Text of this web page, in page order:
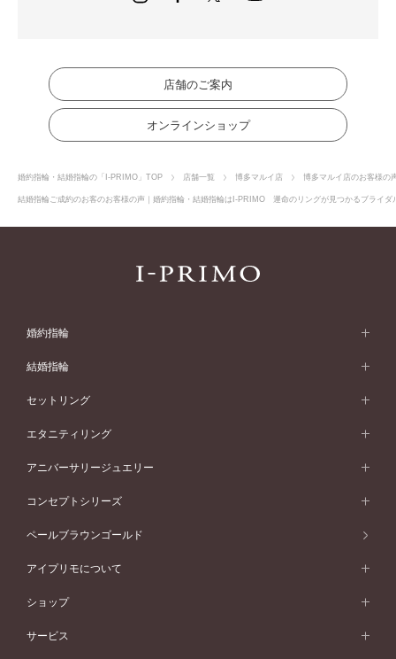
店舗のご案内
オンラインショップ
婚約指輪・結婚指輪の「I-PRIMO」TOP 店舗一覧 博多マルイ店 博多マルイ店のお客様の
結婚指輪ご成約のお客のお客様の声｜婚約指輪・結婚指輪はI-PRIMO 運命のリングが見つかるブライ
婚約指輪
婚約指輪 (エンゲージリング)
婚約指輪一覧
ピンクゴールド
ペールブラウンゴールド
ウェーブライン
V字ライン
ワンサイドメレ
ダブルサイドメレ
シンプル
フェミニン
モード
50万円台～
40万円台～
30万円台～
婚約指輪 人気ランキング
婚約ネックレス
結婚指輪
結婚指輪 (マリッジリング)
結婚指輪一覧
ピンクゴールド
ペールブラウンゴールド
ウェーブライン
V字ライン
ワンメレ
セベラルメレ
シンプル
フェミニン
モード
50万円～
40万円～50万円
セットリング
セットリング
セットリング一覧
ピンクゴールド
ペールブラウンゴールド
エタニティリング
エタニティリング
エタニティリング一覧
ピンクゴールド
ペールブラウンゴールド
アニバーサリージュエリー
アニバーサリージュエリー
アニバーサリージュエリー一覧
ファッションリング
ブレスレット
コンセプトシリーズ
コンセプトシリーズ
オリジンビリーフ
エトワル
ペールブラウンゴールド
アイプリモについて
アイプリモについて
パーソナルハンド診断
ショップ
店舗一覧
サービス